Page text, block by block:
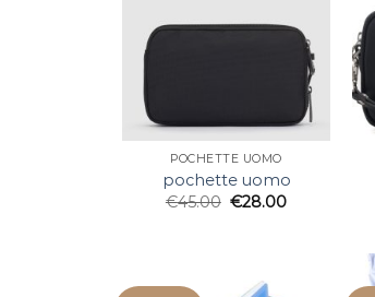
POCHETTE UOMO
pochette uomo
€45.00 €28.00